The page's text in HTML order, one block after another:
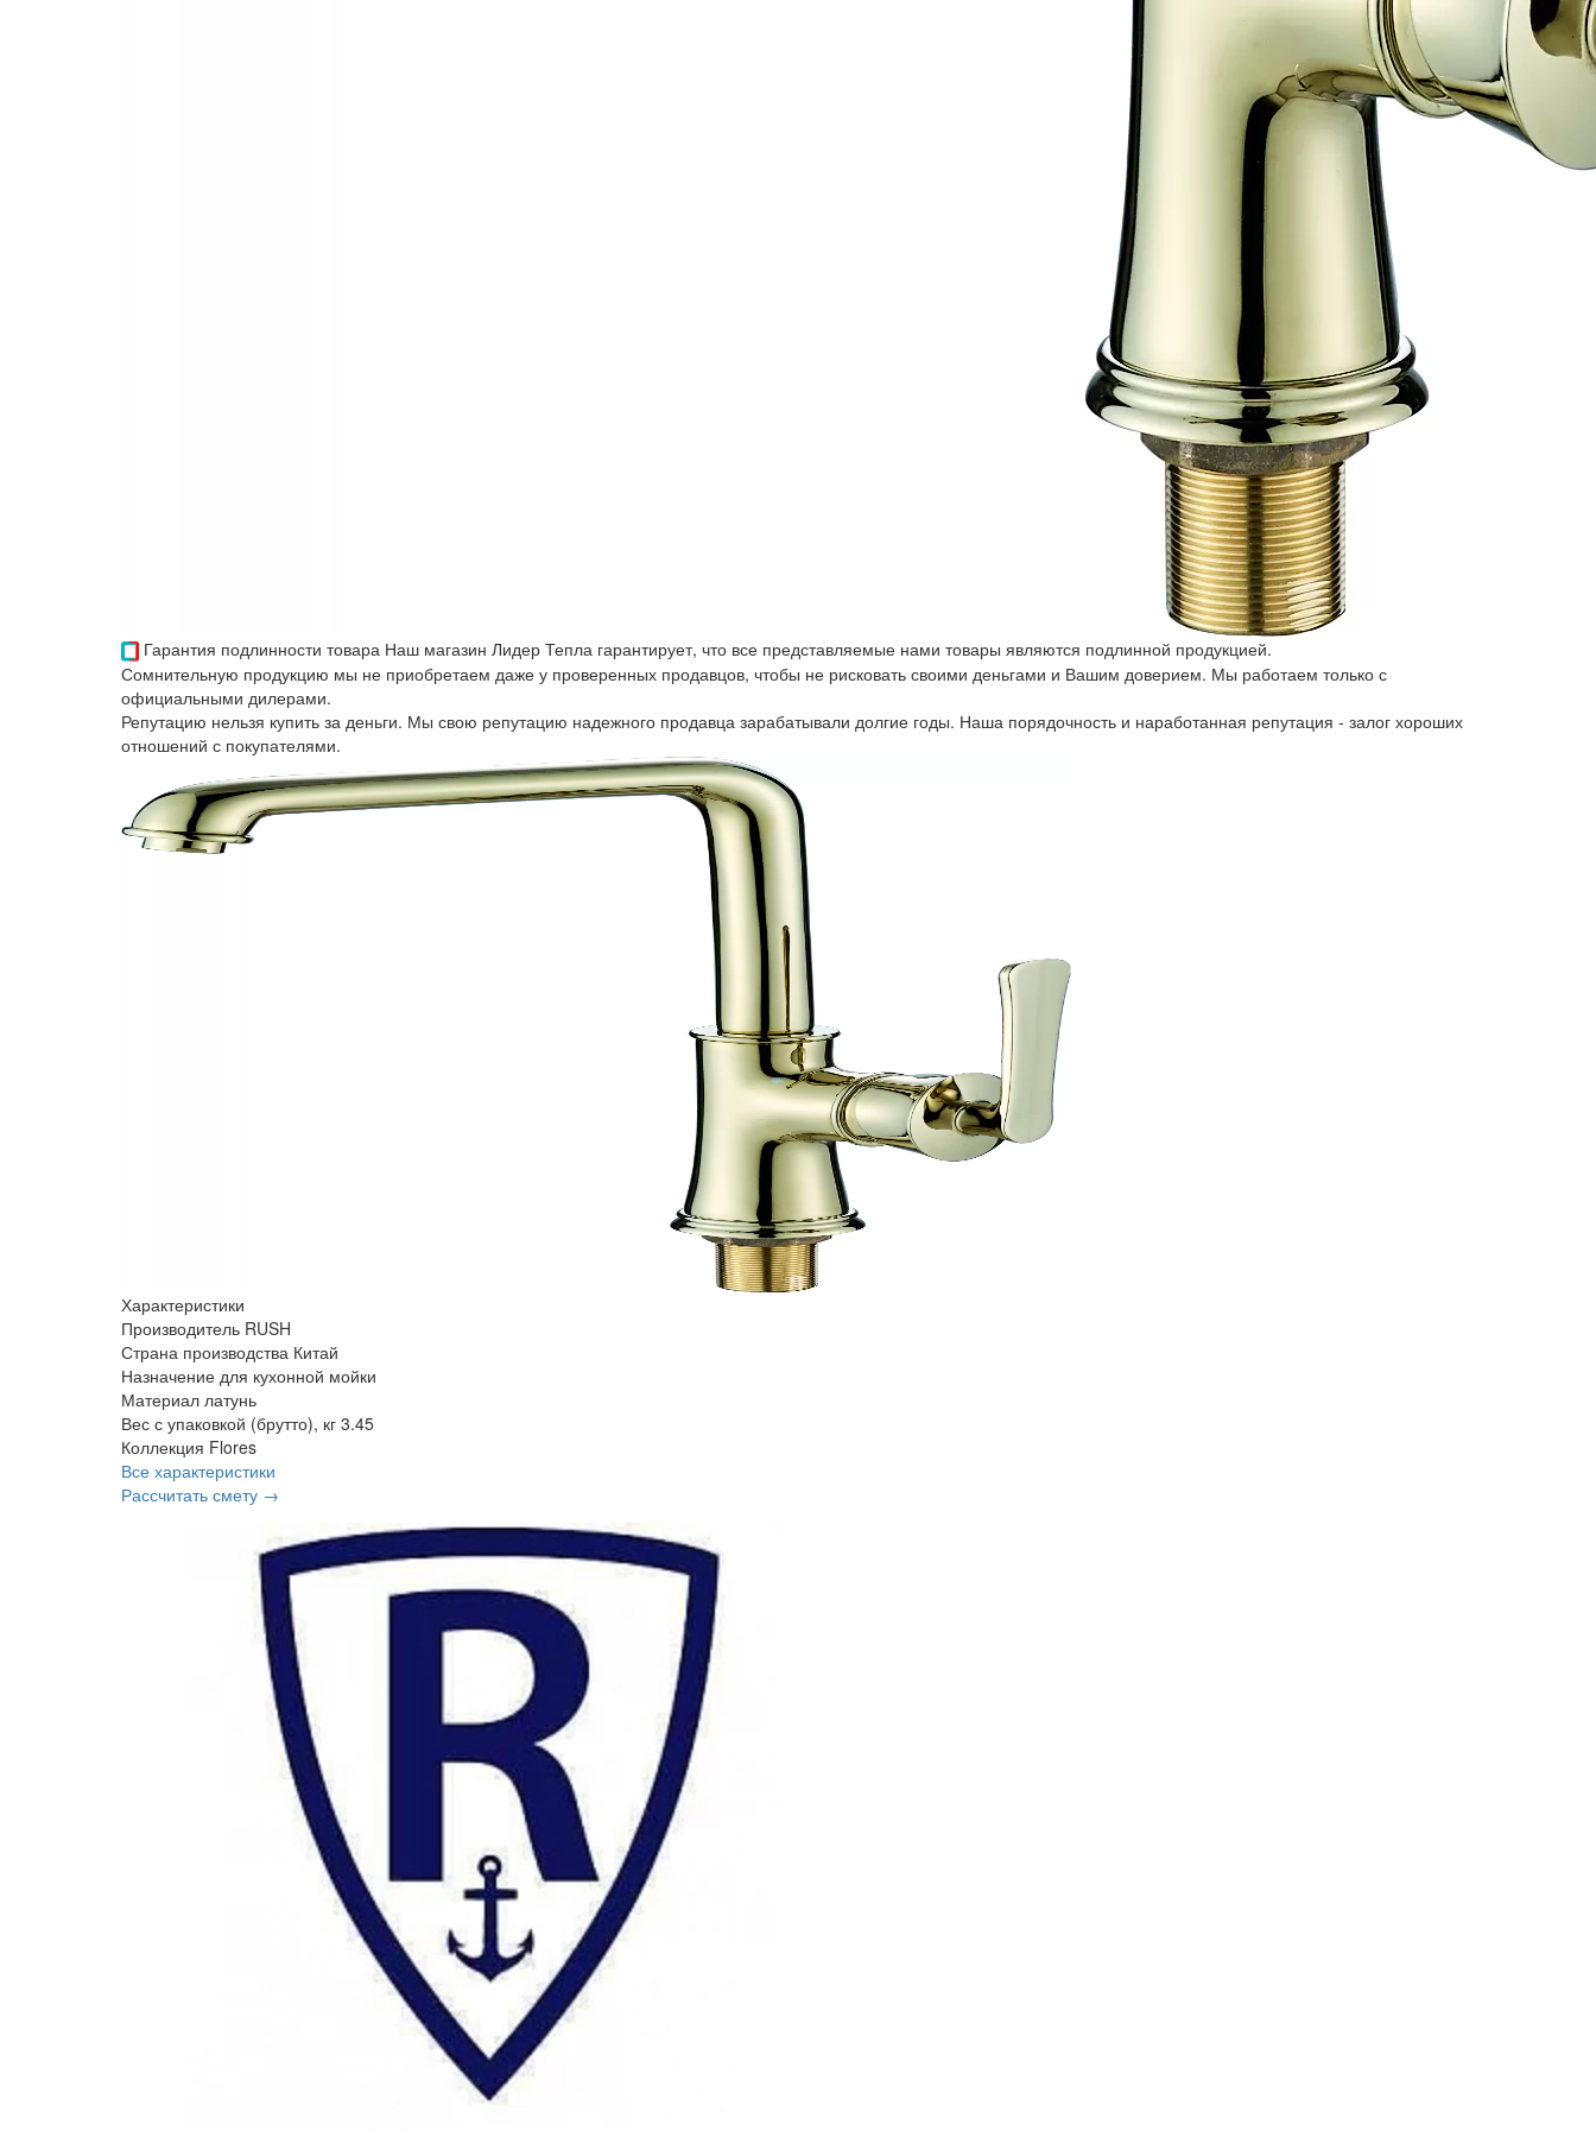
Гарантия подлинности товара Наш магазин Лидер Тепла гарантирует, что все представляемые нами товары являются подлинной продукцией.
Сомнительную продукцию мы не приобретаем даже у проверенных продавцов, чтобы не рисковать своими деньгами и Вашим доверием. Мы работаем только с
официальными дилерами.
Репутацию нельзя купить за деньги. Мы свою репутацию надежного продавца зарабатывали долгие годы. Наша порядочность и наработанная репутация - залог хороших
отношений с покупателями.
Характеристики
Производитель RUSH
Страна производства Китай
Назначение для кухонной мойки
Материал латунь
Вес с упаковкой (брутто), кг 3.45
Коллекция Flores
Все характеристики
Рассчитать смету →